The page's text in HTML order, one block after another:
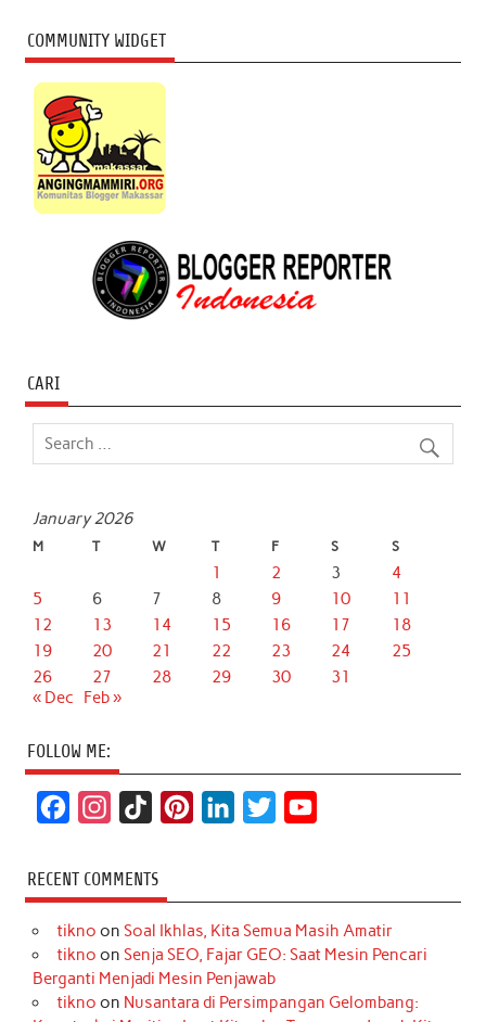
COMMUNITY WIDGET
CARI
January 2026
M T W T F S S
1 2 3
4
5
6 7 8 9 10
11
12
13 14 15 16 17
18
19
20 21 22 23 24
25
26
27 28 29 30
31
« Dec
Feb »
FOLLOW ME:
c
e
b
o
s
t
a
r
k
T
o
k
t
e
r
e
k
e
d
I
t
t
r
T
u
e
RECENT COMMENTS
tikno on Soal Ikhlas, Kita Semua Masih Amatir
tikno on Senja SEO, Fajar GEO: Saat Mesin Pencari
Berganti Menjadi Mesin Penjawab
tikno on Nusantara di Persimpangan Gelombang: